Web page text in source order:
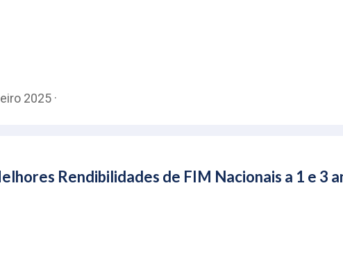
2025 ·
Rendibilidades de FIM Nacionais a 1 e 3